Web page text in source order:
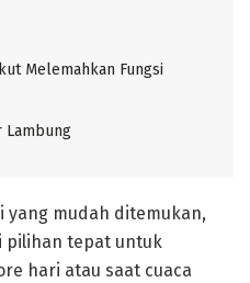
Melemahkan Fungsi
Lambung
yang mudah ditemukan,
pilihan tepat untuk
hari atau saat cuaca